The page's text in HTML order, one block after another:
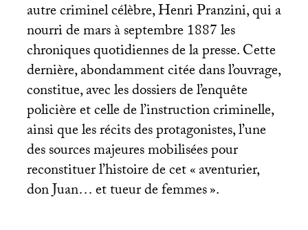
autre criminel célèbre, Henri Pranzini, qui a
nourri de mars à septembre 1887 les
chroniques quotidiennes de la presse. Cette
dernière, abondamment citée dans l’ouvrage,
constitue, avec les dossiers de l’enquête
policière et celle de l’instruction criminelle,
ainsi que les récits des protagonistes, l’une
des sources majeures mobilisées pour
reconstituer l’histoire de cet «aventurier,
don Juan… et tueur de femmes».